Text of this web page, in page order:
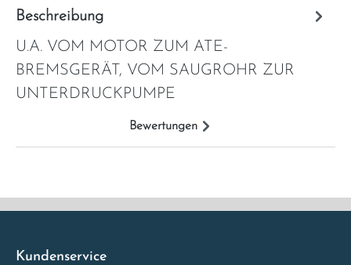
Beschreibung
U.A. VOM MOTOR ZUM ATE-
BREMSGERÄT, VOM SAUGROHR ZUR
UNTERDRUCKPUMPE
Bewertungen
Kundenservice
France
Greece
Hungary
Latvia
Lithuania